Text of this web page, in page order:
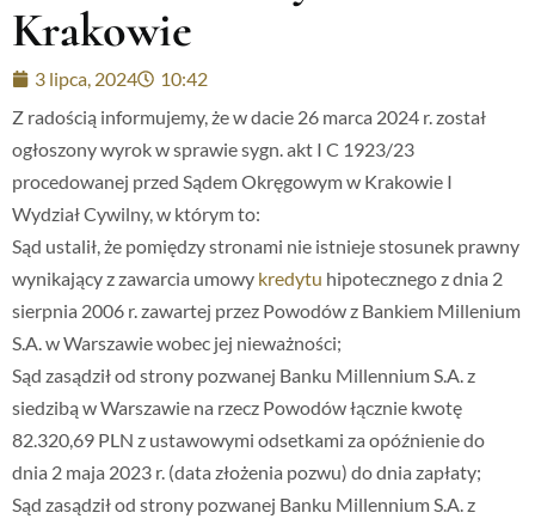
Krakowie
3 lipca, 2024
10:42
Z radością informujemy, że w dacie 26 marca 2024 r. został
ogłoszony wyrok w sprawie sygn. akt I C 1923/23
procedowanej przed Sądem Okręgowym w Krakowie I
Wydział Cywilny, w którym to:
Sąd ustalił, że pomiędzy stronami nie istnieje stosunek prawny
wynikający z zawarcia umowy kredytu hipotecznego z dnia 2
sierpnia 2006 r. zawartej przez Powodów z Bankiem Millenium
S.A. w Warszawie wobec jej nieważności;
Sąd zasądził od strony pozwanej Banku Millennium S.A. z
siedzibą w Warszawie na rzecz Powodów łącznie kwotę
82.320,69 PLN z ustawowymi odsetkami za opóźnienie do
dnia 2 maja 2023 r. (data złożenia pozwu) do dnia zapłaty;
Sąd zasądził od strony pozwanej Banku Millennium S.A. z